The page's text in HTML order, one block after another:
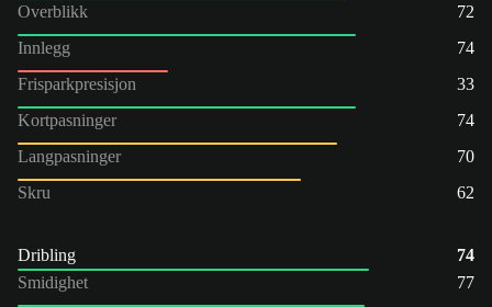
Overblikk
72
Innlegg
74
Frisparkpresisjon
33
Kortpasninger
74
Langpasninger
70
Skru
62
Dribling
74
Smidighet
77